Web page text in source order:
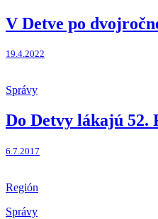
V Detve po
19.4.2022
Správy
Do Detvy lákajú 52.
6.7.2017
Región
Správy